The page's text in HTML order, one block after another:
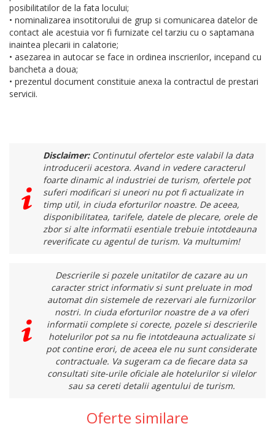
posibilitatilor de la fata locului;
• nominalizarea insotitorului de grup si comunicarea datelor de
contact ale acestuia vor fi furnizate cel tarziu cu o saptamana
inaintea plecarii in calatorie;
• asezarea in autocar se face in ordinea inscrierilor, incepand cu
bancheta a doua;
• prezentul document constituie anexa la contractul de prestari
servicii.
Disclaimer:Continutul ofertelor este valabil la data
introducerii acestora. Avand in vedere caracterul
foarte dinamic al industriei de turism, ofertele pot
suferi modificari si uneori nu pot fi actualizate in
timp util, in ciuda eforturilor noastre. De aceea,
disponibilitatea, tarifele, datele de plecare, orele de
zbor si alte informatii esentiale trebuie intotdeauna
reverificate cu agentul de turism. Va multumim!
Descrierile si pozele unitatilor de cazare au un
caracter strict informativ si sunt preluate in mod
automat din sistemele de rezervari ale furnizorilor
nostri. In ciuda eforturilor noastre de a va oferi
informatii complete si corecte, pozele si descrierile
hotelurilor pot sa nu fie intotdeauna actualizate si
pot contine erori, de aceea ele nu sunt considerate
contractuale. Va sugeram ca de fiecare data sa
consultati site-urile oficiale ale hotelurilor si vilelor
sau sa cereti detalii agentului de turism.
Oferte similare